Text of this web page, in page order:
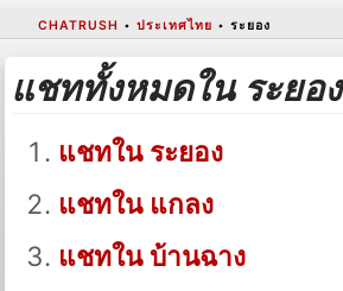
CHATRUSH • ประเทศไทย • ระยอง
แชททั้งหมดใน ระยอง
แชทใน ระยอง
แชทใน แกลง
แชทใน บ้านฉาง